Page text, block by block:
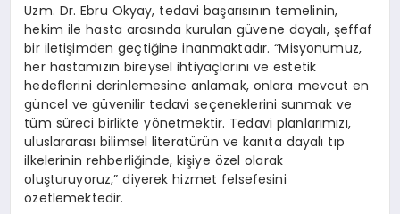
Uzm. Dr. Ebru Okyay, tedavi başarısının temelinin,
hekim ile hasta arasında kurulan güvene dayalı, şeffaf
bir iletişimden geçtiğine inanmaktadır. “Misyonumuz,
her hastamızın bireysel ihtiyaçlarını ve estetik
hedeflerini derinlemesine anlamak, onlara mevcut en
güncel ve güvenilir tedavi seçeneklerini sunmak ve
tüm süreci birlikte yönetmektir. Tedavi planlarımızı,
uluslararası bilimsel literatürün ve kanıta dayalı tıp
ilkelerinin rehberliğinde, kişiye özel olarak
oluşturuyoruz,” diyerek hizmet felsefesini
özetlemektedir.